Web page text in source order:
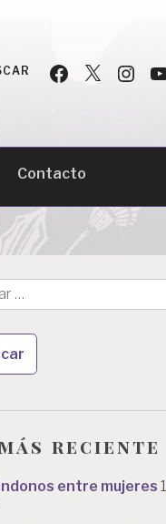
FacebookTwitter
Contacto
reciente
entre mujeres